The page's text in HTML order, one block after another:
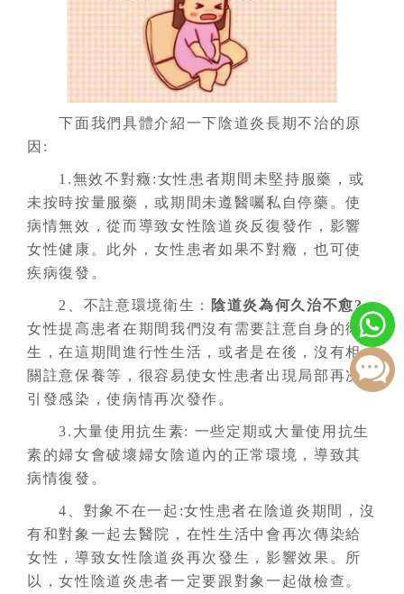
下面我們具體介紹一下陰道炎長期不治的原
因:
1.無效不對癥:女性患者期間未堅持服藥，或
未按時按量服藥，或期間未遵醫囑私自停藥。使
病情無效，從而導致女性陰道炎反復發作，影響
女性健康。此外，女性患者如果不對癥，也可使
疾病復發。
2、不註意環境衛生：
陰道炎為何久治不愈?
女性提高患者在期間我們沒有需要註意自身的衛
生，在這期間進行性生活，或者是在後，沒有相
關註意保養等，很容易使女性患者出現局部再次
引發感染，使病情再次發作。
3.大量使用抗生素: 一些定期或大量使用抗生
素的婦女會破壞婦女陰道內的正常環境，導致其
病情復發。
4、對象不在一起:女性患者在陰道炎期間，沒
有和對象一起去醫院，在性生活中會再次傳染給
女性，導致女性陰道炎再次發生，影響效果。所
以，女性陰道炎患者一定要跟對象一起做檢查。